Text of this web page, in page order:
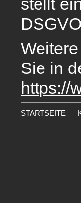
stellt
Sie in
https://
STARTSEITE